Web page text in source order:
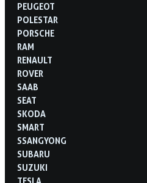
PEUGEOT
POLESTAR
PORSCHE
RAM
RENAULT
ROVER
SAAB
SEAT
SKODA
SMART
SSANGYONG
SUBARU
SUZUKI
TESLA